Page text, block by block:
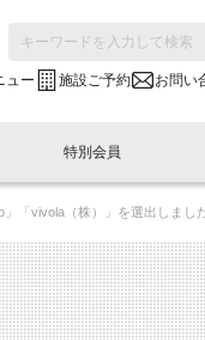
ュー 施設ご予約 お問い
特別会員開催
"LINK-BioBAY
誌 (News Letter)
ニュース・事業紹介
LINK-J WEST
内容
特別会員
申し込み
ご予約
「vivola（株）」を選出しまし